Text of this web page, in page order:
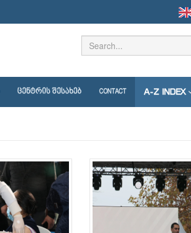
ᲪᲔᲜᲢᲠᲘᲡ ᲨᲔᲡᲐᲮᲔᲑ CONTACT A-Z INDEX